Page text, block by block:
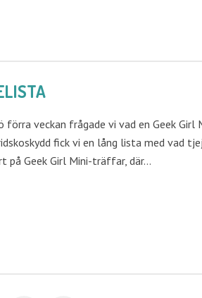
veckan frågade vi vad en Geek Girl
fick vi en lång lista med vad
på Geek Girl Mini-träffar, där…